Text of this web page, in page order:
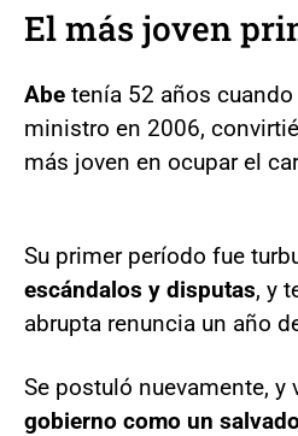
El más joven
Abe tenía 52 años
ministro en 2006,
más joven en ocupar el
Su primer período fue
escándalos y disputas, y
abrupta renuncia un año
Se postuló nuevamente, y
gobierno como un